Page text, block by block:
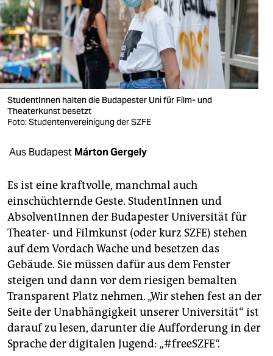
wahrheit
verlag
verlag
veranstaltungen
shop
fragen & hilfe
abo
genossenschaft
epaper login
StudentInnen halten die Budapester Uni für Film- und
Theaterkunst besetzt
Foto: Studentenvereinigung der SZFE
Aus Budapest Márton Gergely
Es ist eine kraftvolle, manchmal auch
einschüchternde Geste. StudentInnen und
AbsolventInnen der Budapester Universität für
Theater- und Filmkunst (oder kurz SZFE) stehen
auf dem Vordach Wache und besetzen das
Gebäude. Sie müssen dafür aus dem Fenster
steigen und dann vor dem riesigen bemalten
Transparent Platz nehmen. „Wir stehen fest an der
Seite der Unabhängigkeit unserer Universität“ ist
darauf zu lesen, darunter die Aufforderung in der
Sprache der digitalen Jugend: „#freeSZFE“.